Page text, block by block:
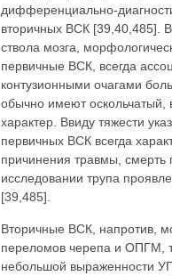
дифференциально-
вторичных ВСК [39,40,485].
ствола мозга,
первичные ВСК, всегда
контузионными очагами
обычно имеют
характер. Ввиду тяжести
первичных ВСК всегда
причинения травмы, смерть
исследовании трупа
[39,485].
Вторичные ВСК, напротив,
переломов черепа и ОПГМ,
небольшой выраженности